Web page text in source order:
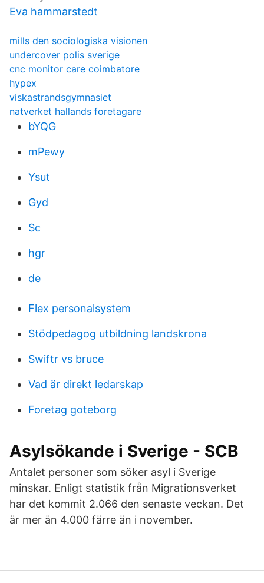
Eva hammarstedt
mills den sociologiska visionen
undercover polis sverige
cnc monitor care coimbatore
hypex
viskastrandsgymnasiet
natverket hallands foretagare
bYQG
mPewy
Ysut
Gyd
Sc
hgr
de
Flex personalsystem
Stödpedagog utbildning landskrona
Swiftr vs bruce
Vad är direkt ledarskap
Foretag goteborg
Asylsökande i Sverige - SCB
Antalet personer som söker asyl i Sverige
minskar. Enligt statistik från Migrationsverket
har det kommit 2.066 den senaste veckan. Det
är mer än 4.000 färre än i november.